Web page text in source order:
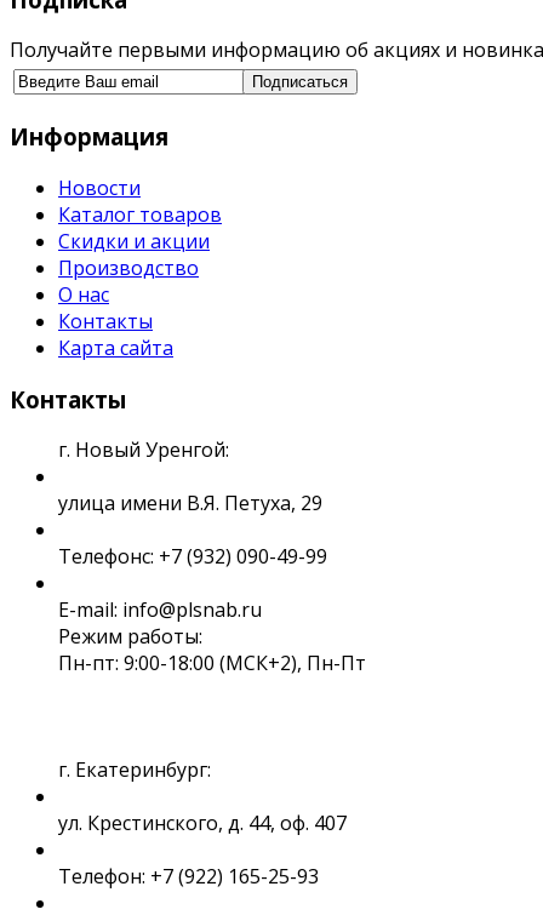
Получайте первыми информацию об акциях и
Информация
Новости
Каталог товаров
Скидки и акции
Производство
О нас
Контакты
Карта сайта
Контакты
г. Новый Уренгой:
улица имени В.Я. Петуха, 29
Телефонс: +7 (932) 090-49-99
E-mail: info@plsnab.ru
Режим работы:
Пн-пт: 9:00-18:00 (МСК+2), Пн-Пт
г. Екатеринбург:
ул. Крестинского, д. 44, оф. 407
Телефон: +7 (922) 165-25-93